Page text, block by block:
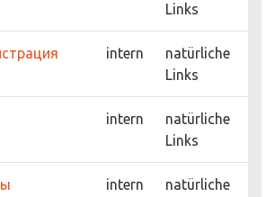
Links
intern
natürliche
Links
intern
natürliche
Links
intern
natürliche